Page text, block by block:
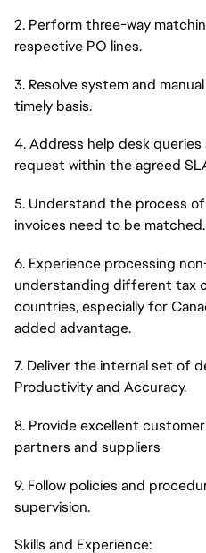
2. Perform three-way
respective PO lines.
3. Resolve system and
timely basis.
4. Address help desk
request within the agreed
5. Understand the process
invoices need to be matched.
6. Experience processing
understanding different tax
countries, especially for
added advantage.
7. Deliver the internal set of
Productivity and Accuracy.
8. Provide excellent
partners and suppliers
9. Follow policies and
supervision.
Skills and Experience: